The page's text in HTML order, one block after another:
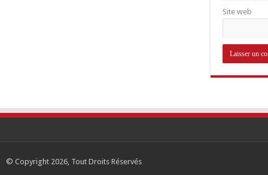
Site web
© Copyright 2026, Tout Droits Réservés